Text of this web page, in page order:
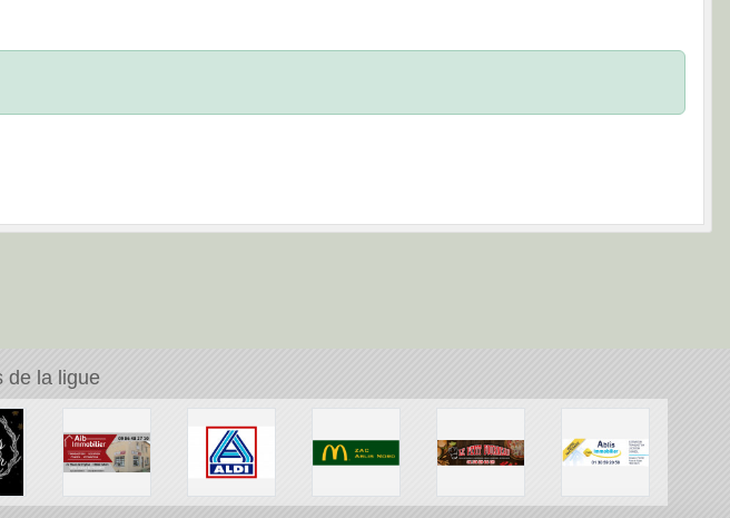
de la ligue